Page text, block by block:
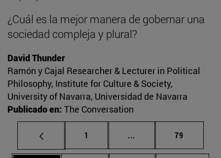
¿Cuál es la mejor manera de gobernar una
sociedad compleja y plural?
David Thunder
Ramón y Cajal Researcher & Lecturer in Political
Philosophy, Institute for Culture & Society,
University of Navarra, Universidad de Navarra
Publicado en: The Conversation
Página
1 ... Páginas intermedias
Página
79